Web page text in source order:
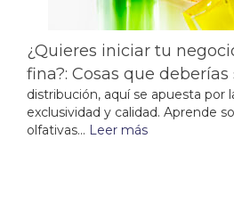
¿Quieres iniciar tu
fina?: Cosas que deberías
distribución, aquí se apuesta por
exclusividad y calidad. Aprende
olfativas... Leer más